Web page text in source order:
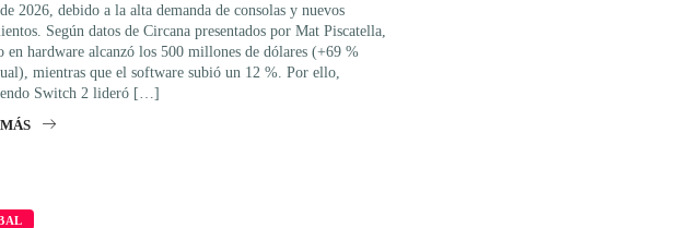
2026, debido a la alta demanda de consolas y nuevos
Según datos de Circana presentados por Mat Piscatella,
en hardware alcanzó los 500 millones de dólares (+69 %
mientras que el software subió un 12 %. Por ello,
Switch 2 lideró […]